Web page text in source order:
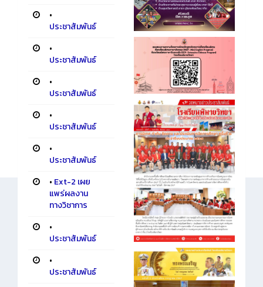
•
ประชาสัมพันธ์
•
ประชาสัมพันธ์
•
ประชาสัมพันธ์
•
ประชาสัมพันธ์
•
ประชาสัมพันธ์
• Ext-2 เผย
แพร่ผลงาน
ทางวิชาการ
•
ประชาสัมพันธ์
•
ประชาสัมพันธ์